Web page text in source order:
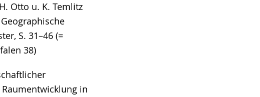
Otto u. K. Temlitz
S. 31–46 (=
38)
in